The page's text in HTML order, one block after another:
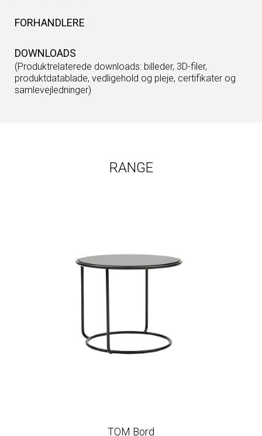
FORHANDLERE
DOWNLOADS
(Produktrelaterede downloads: billeder, 3D-filer,
produktdatablade, vedligehold og pleje, certifikater og
samlevejledninger)
RANGE
TOM Bord